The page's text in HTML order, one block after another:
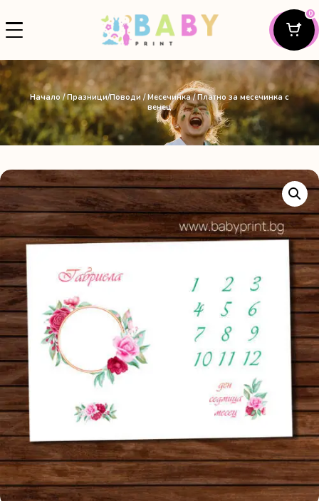
0
Начало/Празници/Поводи /Месечинка/ Платно за месечинка с
венец